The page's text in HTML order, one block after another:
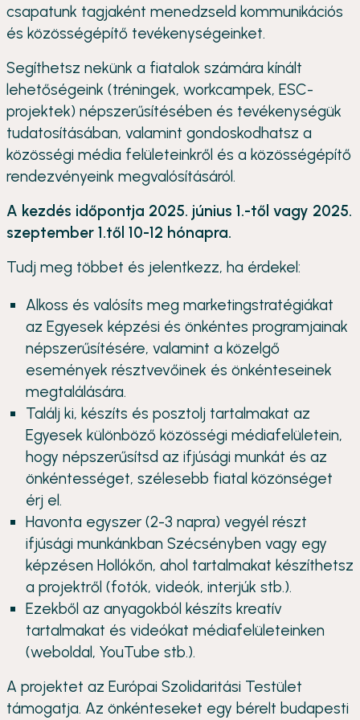
csapatunk tagjaként menedzseld kommunikációs
és közösségépítő tevékenységeinket.
Segíthetsz nekünk a fiatalok számára kínált
lehetőségeink (tréningek, workcampek, ESC-
projektek) népszerűsítésében és tevékenységük
tudatosításában, valamint gondoskodhatsz a
közösségi média felületeinkről és a közösségépítő
rendezvényeink megvalósításáról.
A kezdés időpontja 2025. június 1.-től vagy 2025.
szeptember 1.től 10-12 hónapra.
Tudj meg többet és jelentkezz, ha érdekel:
Alkoss és valósíts meg marketingstratégiákat
az Egyesek képzési és önkéntes programjainak
népszerűsítésére, valamint a közelgő
események résztvevőinek és önkénteseinek
megtalálására.
Találj ki, készíts és posztolj tartalmakat az
Egyesek különböző közösségi médiafelületein,
hogy népszerűsítsd az ifjúsági munkát és az
önkéntességet, szélesebb fiatal közönséget
érj el.
Havonta egyszer (2-3 napra) vegyél részt
ifjúsági munkánkban Szécsényben vagy egy
képzésen Hollókőn, ahol tartalmakat készíthetsz
a projektről (fotók, videók, interjúk stb.).
Ezekből az anyagokból készíts kreatív
tartalmakat és videókat médiafelületeinken
(weboldal, YouTube stb.).
A projektet az Európai Szolidaritási Testület
támogatja. Az önkénteseket egy bérelt budapesti